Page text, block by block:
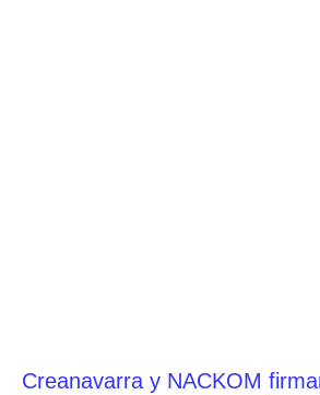
Creanavarra y NACKOM